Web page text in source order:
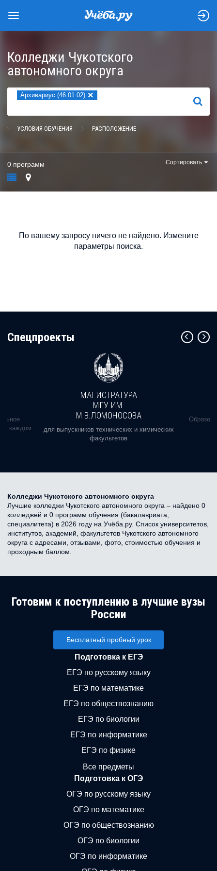
Колледжи Чукотского
автономного округа
Архивариус (46.01.02) ×
НАЙТИ
УСЛОВИЯ ОБУЧЕНИЯ РАСПОЛОЖЕНИЕ
0 программ Сортировать
По вашему запросу ничего не найдено. Измените
параметры поиска.
Cпецпроекты
в каждом
МАГИСТРАТУРА
МГУ ИМ.
М.В.ЛОМОНОСОВА
для выпускников технических и химических
факультетов
Колледжи Чукотского автономного округа
Лучшие колледжи Чукотского автономного округа – найдено 0
колледжей и 0 программ обучения (бакалавриата,
специалитета) в 2026 году на Учёба.ру. Список университетов,
институтов, академий, факультетов Чукотского автономного
округа с адресами, отзывами, фото, стоимостью обучения и
проходным баллом.
Готовим к поступлению в лучшие вузы
России
Бесплатный пробный урок
Подготовка к ЕГЭ
ЕГЭ по русскому языку
ЕГЭ по математике
ЕГЭ по обществознанию
ЕГЭ по биологии
ЕГЭ по информатике
ЕГЭ по физике
Все предметы
Подготовка к ОГЭ
ОГЭ по русскому языку
ОГЭ по математике
ОГЭ по обществознанию
ОГЭ по биологии
ОГЭ по информатике